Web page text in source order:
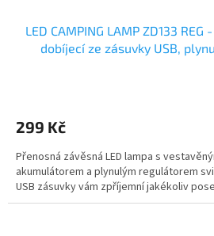
LED CAMPING LAMP ZD133
dobíjecí ze zásuvky USB,
299 Kč
Přenosná závěsná LED lampa s
akumulátorem a plynulým regulátorem
USB zásuvky vám zpříjemní jakékoliv